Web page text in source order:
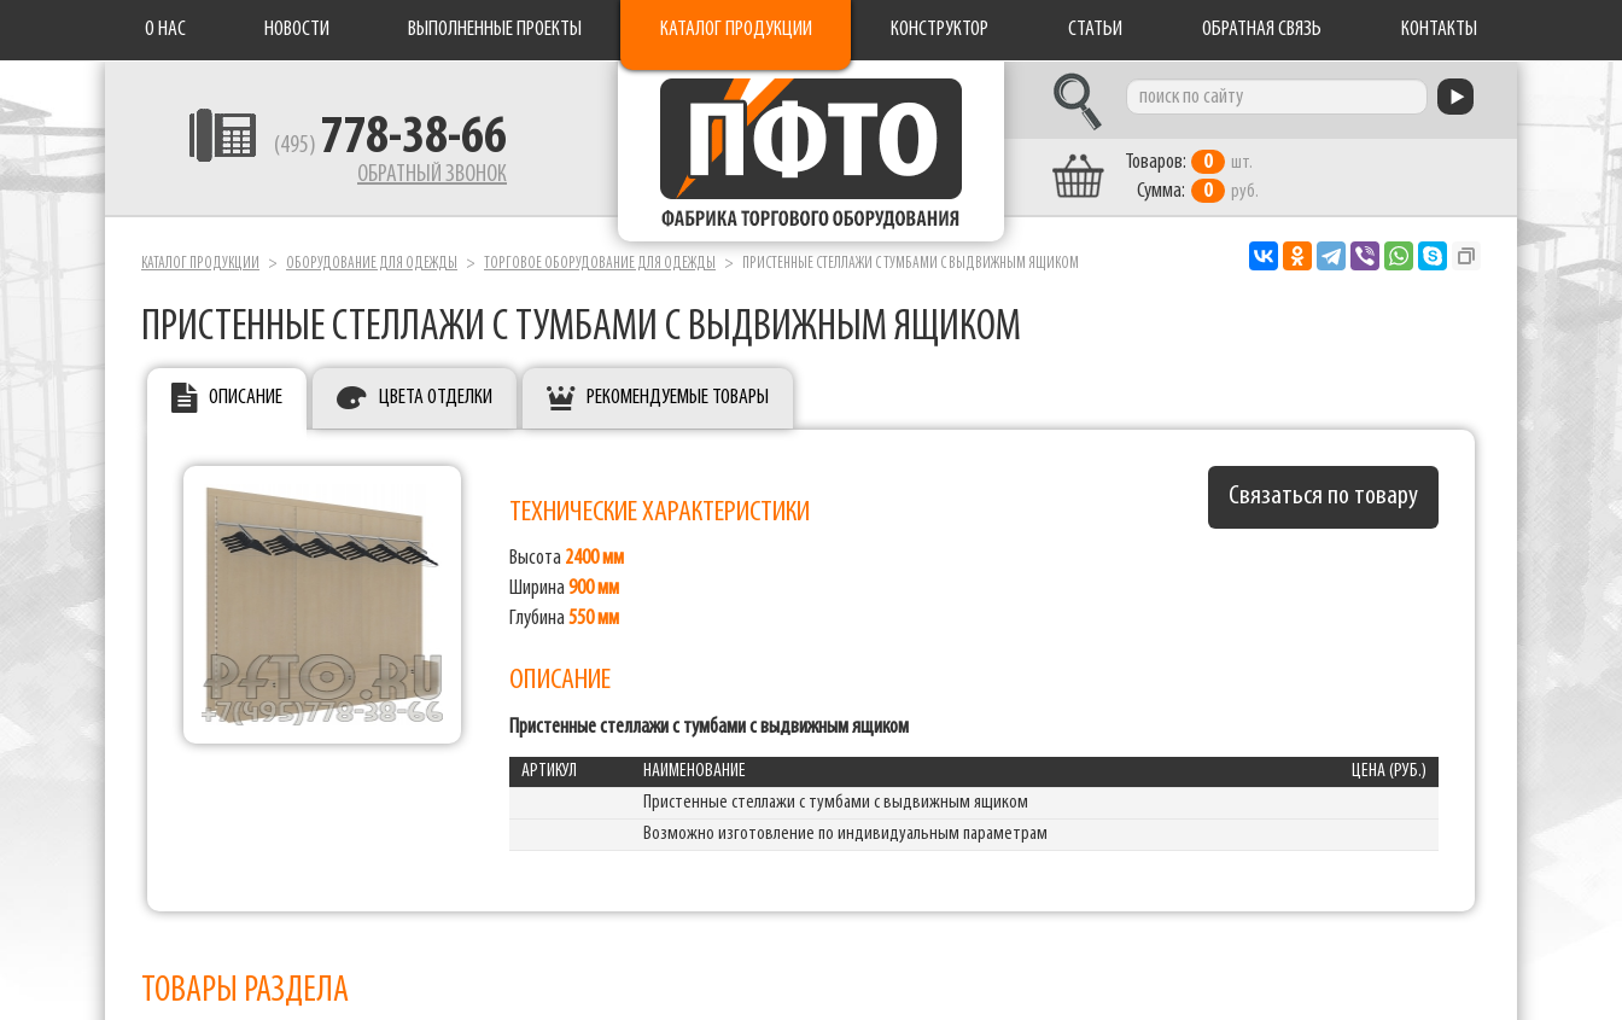
О НАС НОВОСТИ ВЫПОЛНЕННЫЕ ПРОЕКТЫ КАТАЛОГ ПРОДУКЦИИ КОНСТРУКТОР СТАТЬИ ОБРАТНАЯ СВЯЗЬ КОНТАКТЫ
(495) 778-38-66
ОБРАТНЫЙ ЗВОНОК
Товаров: 0 шт.
Сумма: 0 руб.
КАТАЛОГ ПРОДУКЦИИ ОБОРУДОВАНИЕ ДЛЯ ОДЕЖДЫ ТОРГОВОЕ ОБОРУДОВАНИЕ ДЛЯ ОДЕЖДЫ ПРИСТЕННЫЕ СТЕЛЛАЖИ С ТУМБАМИ С ВЫДВИЖНЫМ ЯЩИКОМ
ПРИСТЕННЫЕ СТЕЛЛАЖИ С ТУМБАМИ С ВЫДВИЖНЫМ ЯЩИКОМ
ОПИСАНИЕ ЦВЕТА ОТДЕЛКИ РЕКОМЕНДУЕМЫЕ ТОВАРЫ
Связаться по товару
ТЕХНИЧЕСКИЕ ХАРАКТЕРИСТИКИ
Высота 2400 мм
Ширина900 мм
Глубина550 мм
ОПИСАНИЕ
Пристенные стеллажи с тумбами с выдвижным ящиком
АРТИКУЛ НАИМЕНОВАНИЕ
ЦЕНА (РУБ.)
Пристенные стеллажи с тумбами с выдвижным ящиком
Возможно изготовление по индивидуальным параметрам
ТОВАРЫ РАЗДЕЛА